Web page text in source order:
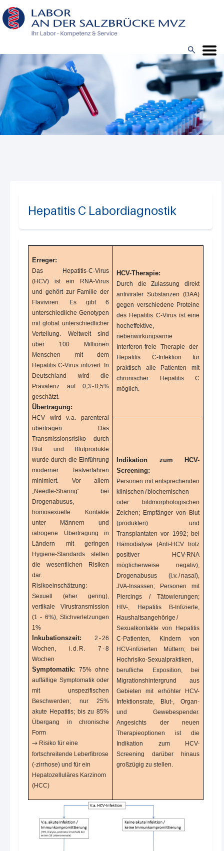
Direkt
zum

Hepatitis C Labordiagnostik
Erreger:
Das Hepatitis-C-Virus
(HCV) ist ein RNA-Virus
und gehört zur Familie der
Flaviviren. Es gibt 6
unterschiedliche Genotypen
mit global unterschiedlicher
Verteilung. Weltweit sind
über 100 Millionen
Menschen mit dem
Hepatitis C-Virus infiziert. In
Deutschland wird die
Prävalenz auf 0,3 - 0,5%
geschätzt.
Übertragung:
HCV wird v. a. parenteral
übertragen. Das
Transmissionsrisiko durch
Blut und Blutprodukte
wurde durch die Einführung
moderner Testverfahren
minimiert. Vor allem
„Needle-Sharing“ bei
Drogenabusus,
homosexuelle Kontakte
unter Männern und
iatrogene Übertragung in
Ländern mit geringen
Hygiene-Standards stellen
die wesentlichen Risiken
dar.
Risikoeinschätzung:
Sexuell (eher gering),
vertikale Virustransmission
(1 - 6%), Stichverletzungen
1%
Inkubationszeit: 2 - 26
Wochen, i. d. R. 7 - 8
Wochen
Symptomatik: 75% ohne
auffällige Symptomatik oder
mit unspezifischen
Beschwerden; nur 25%
akute Hepatitis; bis zu 85%
Übergang in chronische
Form
→ Risiko für eine
fortschreitende Leberfibrose
(-zirrhose) und für ein
Hepatozelluläres Karzinom
(HCC)
HCV-Therapie:
Durch die Zulassung direkt
antiviraler Substanzen (DAA)
gegen verschiedene Proteine
des Hepatitis C-Virus ist eine
hocheffektive,
nebenwirkungsarme
Interferon-freie Therapie der
Hepatitis C-Infektion für
praktisch alle Patienten mit
chronischer Hepatitis C
möglich.
Indikation zum HCV-
Screening:
Personen mit entsprechenden
klinischen / biochemischen
oder bildmorphologischen
Zeichen; Empfänger von Blut
(produkten) und
Transplantaten vor 1992; bei
Hämodialyse (Anti-HCV trotz
positiver HCV-RNA
möglicherweise negativ),
Drogenabusus (i.v. / nasal),
JVA-Insassen; Personen mit
Piercings / Tätowierungen;
HIV-, Hepatitis B-Infizierte,
Haushaltsangehörige /
Sexualkontakte von Hepatitis
C-Patienten, Kindern von
HCV-infizierten Müttern; bei
Hochrisiko-Sexualpraktiken,
berufliche Exposition, bei
Migrationshintergrund aus
Gebieten mit erhöhter HCV-
Infektionsrate, Blut-, Organ-
und Gewebespender.
Angesichts der neuen
Therapieoptionen ist die
Indikation zum HCV-
Screening darüber hinaus
großzügig zu stellen.